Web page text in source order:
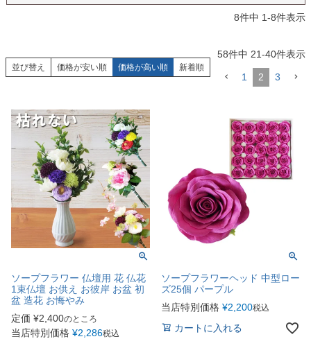
8件中 1-8件表示
並び替え 価格が安い順 価格が高い順 新着順
58件中 21-40件表示
1 2 3
ソープフラワー 仏壇用 花 仏花
1束仏壇 お供え お彼岸 お盆 初
盆 造花 お悔やみ
定価 ¥2,400のところ
当店特別価格 ¥2,286税込
ソープフラワーヘッド 中型ロー
ズ25個 パープル
当店特別価格 ¥2,200税込
カートに入れる